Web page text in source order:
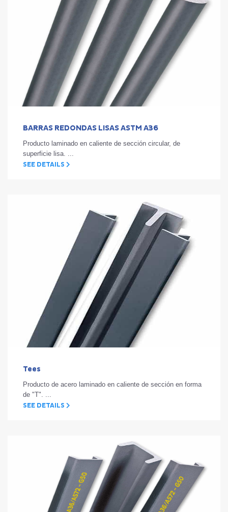
BARRAS REDONDAS LISAS ASTM A36
Producto laminado en caliente de sección circular, de
superficie lisa. ...
SEE DETAILS
Tees
Producto de acero laminado en caliente de sección en forma
de "T". ...
SEE DETAILS